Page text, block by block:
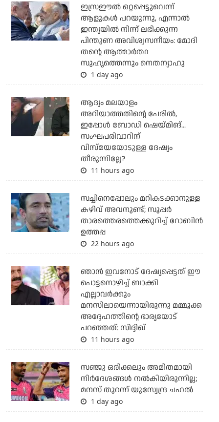
ഇസ്രഈല്‍ ഒറ്റപ്പെട്ടുവെന്ന്
ആളുകള്‍ പറയുന്നു, എന്നാല്‍
ഇന്ത്യയില്‍ നിന്ന് ലഭിക്കുന്ന
പിന്തുണ അവിശ്വസനീയം: മോദി
തന്റെ ആത്മാര്‍ത്ഥ
സുഹൃത്തെന്നും നെതന്യാഹു
1 day ago
ആദ്യം മലയാളം
അറിയാത്തതിന്റെ പേരില്‍,
ഇപ്പോള്‍ ബോഡി ഷെയ്മിങ്...
സംഘപരിവാറിന്
വിസ്മയയോടുള്ള ദേഷ്യം
തീരുന്നില്ലേ?
11 hours ago
സച്ചിനെപ്പോലും മറികടക്കാനുള്ള
കഴിവ് അവനുണ്ട്; സൂപ്പര്‍
താരത്തെരത്തെക്കുറിച്ച് റോബിന്‍
ഉത്തപ്പ
22 hours ago
ഞാന്‍ ഇവനോട് ദേഷ്യപ്പെട്ടത് ഈ
പൊട്ടനൊഴിച്ച് ബാക്കി
എല്ലാവര്‍ക്കും
മനസിലായെന്നായിരുന്നു മമ്മൂക്ക
അദ്ദേഹത്തിന്റെ ഭാര്യയോട്
പറഞ്ഞത്: സിദ്ദിഖ്
11 hours ago
സഞ്ജു ഒരിക്കലും അമിതമായി
നിര്‍ദേശങ്ങള്‍ നല്‍കിയിരുന്നില്ല;
മനസ് തുറന്ന് യുസ്വേന്ദ്ര ചഹല്‍
1 day ago